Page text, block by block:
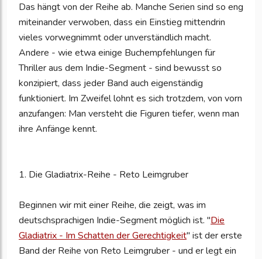
Das hängt von der Reihe ab. Manche Serien sind so eng
miteinander verwoben, dass ein Einstieg mittendrin
vieles vorwegnimmt oder unverständlich macht.
Andere - wie etwa einige Buchempfehlungen für
Thriller aus dem Indie-Segment - sind bewusst so
konzipiert, dass jeder Band auch eigenständig
funktioniert. Im Zweifel lohnt es sich trotzdem, von vorn
anzufangen: Man versteht die Figuren tiefer, wenn man
ihre Anfänge kennt.
1. Die Gladiatrix-Reihe - Reto Leimgruber
Beginnen wir mit einer Reihe, die zeigt, was im
deutschsprachigen Indie-Segment möglich ist. "Die
Gladiatrix - Im Schatten der Gerechtigkeit" ist der erste
Band der Reihe von Reto Leimgruber - und er legt ein